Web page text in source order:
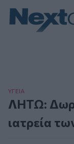
ΥΓΕΙΑ
ΛΗΤΩ:
ιατρεία